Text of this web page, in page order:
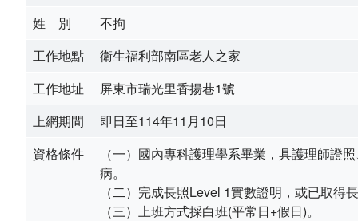
首長簡介
組織編制
服務願景及未來展望
姓 別
不拘
工作地點
衛生福利部南區老人之家
工作地址
屏東市瑞光里香揚巷1號
上網期間
即日至114年11月10日
資格條件
（一）國內專科護理學系畢業，具護理師證
病。
（二）完成長照Level 1實數證明，或已取得
（三）上班方式採白班(平常日+假日)。